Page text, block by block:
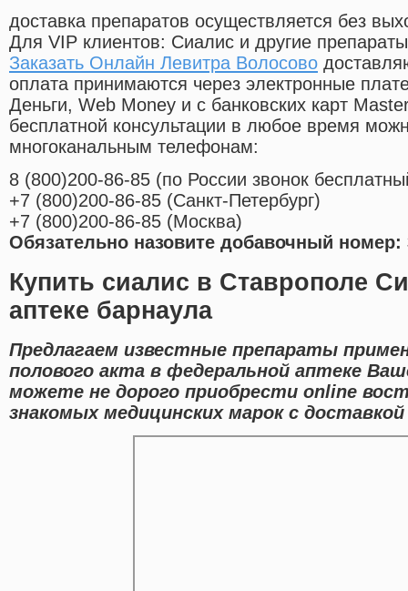
доставка препаратов осуществляется без
Для VIP клиентов: Сиалис и другие
Заказать Онлайн Левитра Волосово
оплата принимаются через электронные
Деньги, Web Money и с банковских карт
бесплатной консультации в любое время
многоканальным телефонам:
8 (800)200-86-85 (по России звонок
+7 (800)200-86-85 (Санкт-Петербург)
+7 (800)200-86-85 (Москва)
Обязательно назовите добавочный номер:
Купить сиалис в Ставрополе
аптеке барнаула
Предлагаем известные препараты
полового акта в федеральной аптеке
можете не дорого приобрести online
знакомых медицинских марок с